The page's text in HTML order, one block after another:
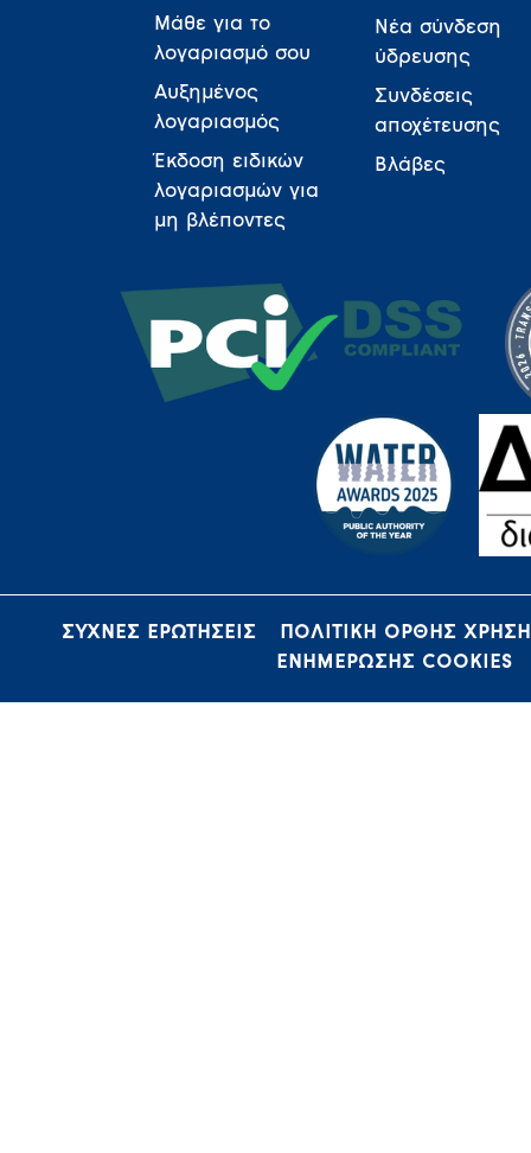
Μάθε για το
λογαριασμό σου
Αυξημένος
λογαριασμός
Έκδοση ειδικών
λογαριασμών για
μη βλέποντες
Νέα σύνδεση
ύδρευσης
Συνδέσεις
αποχέτευσης
Βλάβες
ΣΥΧΝΕΣ ΕΡΩΤΗΣΕΙΣ
ΠΟΛΙΤΙΚΗ ΟΡΘΗΣ
ΕΝΗΜΕΡΩΣΗΣ COOKIES